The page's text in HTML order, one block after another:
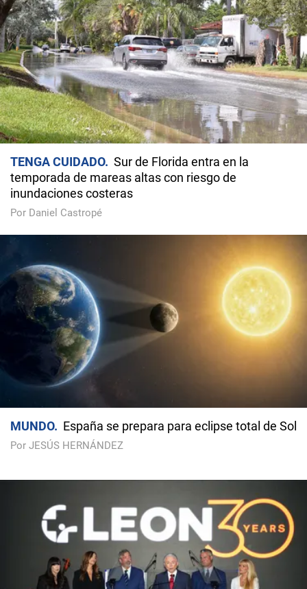
TENGA CUIDADO
Sur de Florida entra en la
temporada de mareas altas con riesgo de
inundaciones costeras
Por Daniel Castropé
MUNDO España se prepara para eclipse total de Sol
Por JESÚS HERNÁNDEZ